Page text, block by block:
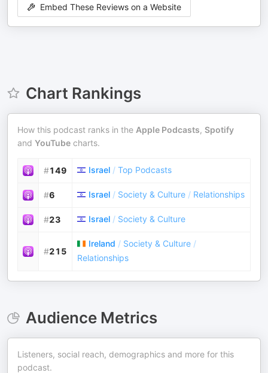
Embed These Reviews on a Website
Chart Rankings
How this podcast ranks in the Apple Podcasts, Spotify
and YouTube charts.
#149 Israel / Top Podcasts
#6 Israel / Society & Culture / Relationships
#23 Israel / Society & Culture
#215
Ireland / Society & Culture /
Relationships
Audience Metrics
Listeners, social reach, demographics and more for this
podcast.